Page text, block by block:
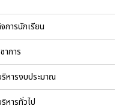
การนักเรียน
าการ
หารงบประมาณ
หารทั่วไป